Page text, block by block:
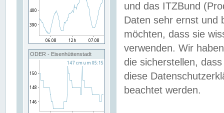
ODER - Eisenhüttenstadt
und das ITZBund
Daten sehr ernst und
möchten, dass sie
verwenden. Wir
die sicherstellen,
diese
beachtet werden.